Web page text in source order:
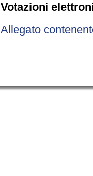
Votazioni
Allegato